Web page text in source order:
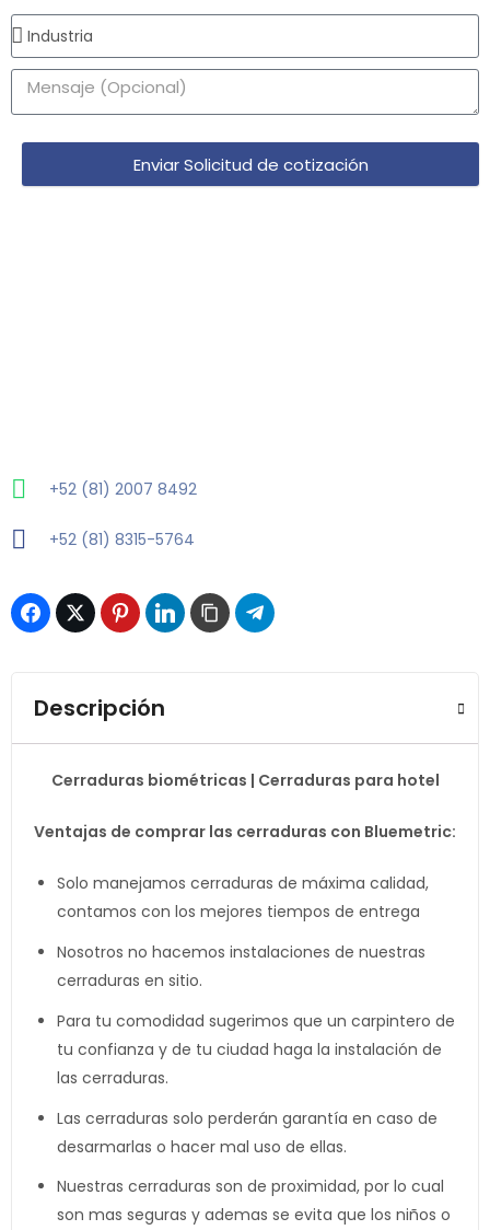
Enviar Solicitud de cotización
+52 (81) 2007 8492
+52 (81) 8315-5764
Descripción
Cerraduras biométricas | Cerraduras para hotel
Ventajas de comprar las cerraduras con Bluemetric:
Solo manejamos cerraduras de máxima calidad,
contamos con los mejores tiempos de entrega
Nosotros no hacemos instalaciones de nuestras
cerraduras en sitio.
Para tu comodidad sugerimos que un carpintero de
tu confianza y de tu ciudad haga la instalación de
las cerraduras.
Las cerraduras solo perderán garantía en caso de
desarmarlas o hacer mal uso de ellas.
Nuestras cerraduras son de proximidad, por lo cual
son mas seguras y ademas se evita que los niños o